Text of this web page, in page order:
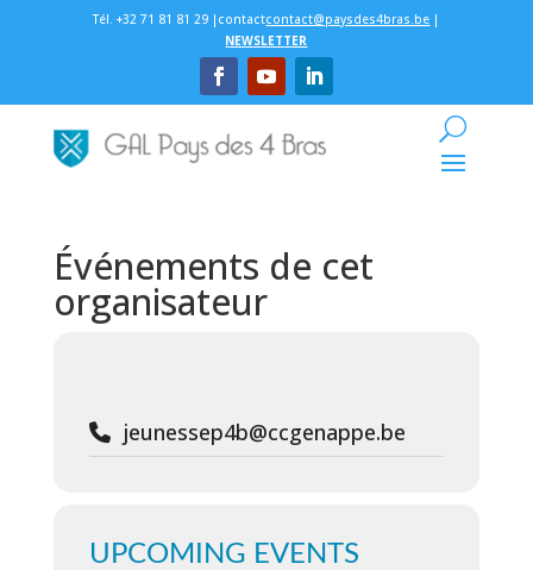
Tél. +32 71 81 81 29 |contactcontact@paysdes4bras.be |
NEWSLETTER
Événements de cet
organisateur
jeunessep4b@ccgenappe.be
UPCOMING EVENTS